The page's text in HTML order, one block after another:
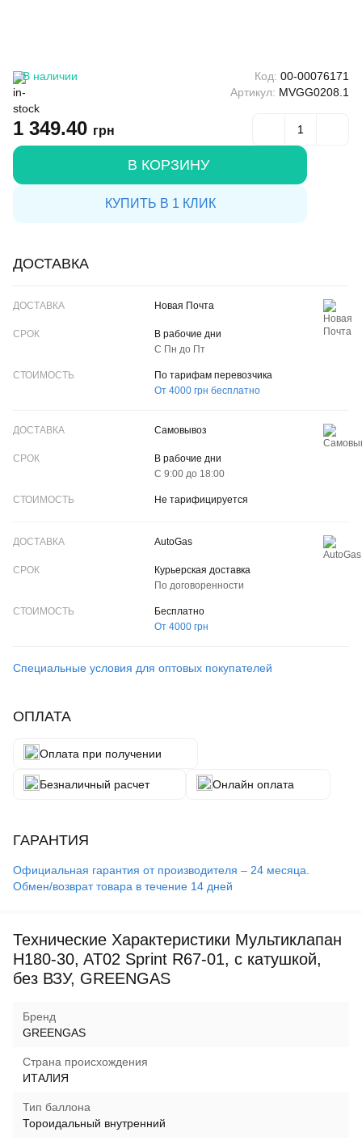
В наличии Код: 00-00076171
Артикул: MVGG0208.1
1 349.40 грн
В КОРЗИНУ
КУПИТЬ В 1 КЛИК
ДОСТАВКА
ДОСТАВКА
СРОК
Новая Почта
В рабочие дни
С Пн до Пт
По тарифам перевозчика
От 4000 грн бесплатно
Самовывоз
В рабочие дни
С 9:00 до 18:00
Не тарифицируется
AutoGas
Курьерская доставка
По договоренности
Бесплатно
От 4000 грн
Специальные условия для оптовых покупателей
ОПЛАТА
Оплата при получении
Безналичный расчет Онлайн оплата
ГАРАНТИЯ
Официальная гарантия от производителя – 24 месяца.
Обмен/возврат товара в течение 14 дней
Технические Характеристики Мультиклапан
H180-30, AT02 Sprint R67-01, с катушкой,
без ВЗУ, GREENGAS
Бренд
GREENGAS
Страна происхождения
ИТАЛИЯ
Тип баллона
Тороидальный внутренний